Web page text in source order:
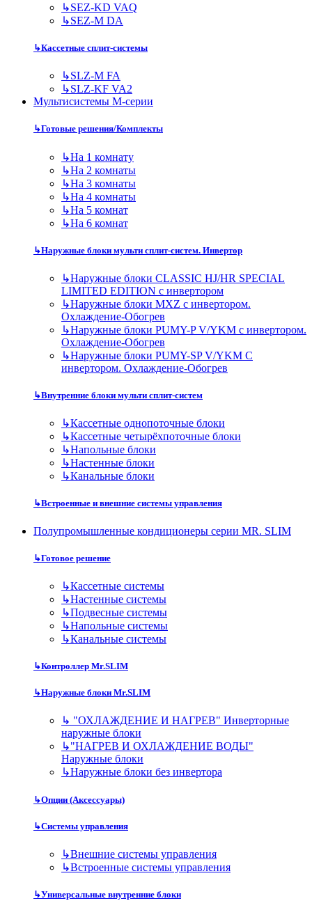
↳SEZ-KD VAQ
↳SEZ-M DA
↳Кассетные сплит-системы
↳SLZ-M FA
↳SLZ-KF VA2
Мультисистемы M-серии
↳Готовые решения/Комплекты
↳На 1 комнату
↳На 2 комнаты
↳На 3 комнаты
↳На 4 комнаты
↳На 5 комнат
↳На 6 комнат
↳Наружные блоки мульти сплит-систем. Инвертор
↳Наружные блоки CLASSIC HJ/HR SPECIAL
LIMITED EDITION с инвертором
↳Наружные блоки MXZ с инвертором.
Охлаждение-Обогрев
↳Наружные блоки PUMY-P V/YKM с инвертором.
Охлаждение-Обогрев
↳Наружные блоки PUMY-SP V/YKM С
инвертором. Охлаждение-Обогрев
↳Внутренние блоки мульти сплит-систем
↳Кассетные однопоточные блоки
↳Кассетные четырёхпоточные блоки
↳Напольные блоки
↳Настенные блоки
↳Канальные блоки
↳Встроенные и внешние системы управления
Полупромышленные кондиционеры серии MR. SLIM
↳Готовое решение
↳Кассетные системы
↳Настенные системы
↳Подвесные системы
↳Напольные системы
↳Канальные системы
↳Контроллер Mr.SLIM
↳Наружные блоки Mr.SLIM
↳ "ОХЛАЖДЕНИЕ И НАГРЕВ" Инверторные
наружные блоки
↳"НАГРЕВ И ОХЛАЖДЕНИЕ ВОДЫ"
Наружные блоки
↳Наружные блоки без инвертора
↳Опции (Аксессуары)
↳Системы управления
↳Внешние системы управления
↳Встроенные системы управления
↳Универсальные внутренние блоки